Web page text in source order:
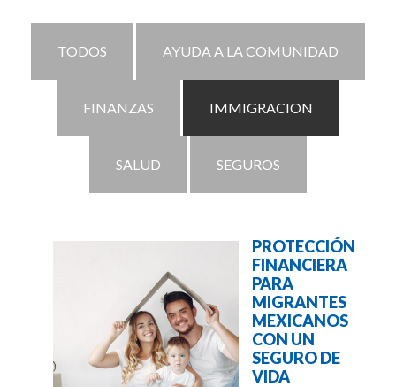
TODOS AYUDA A LA COMUNIDAD
FINANZAS IMMIGRACION
SALUD SEGUROS
PROTECCIÓN
FINANCIERA
PARA
MIGRANTES
MEXICANOS
CON UN
SEGURO DE
VIDA